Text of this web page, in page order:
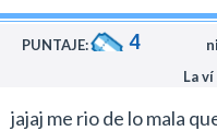
PUNTAJE: 4
La
jajaj me rio de lo mala